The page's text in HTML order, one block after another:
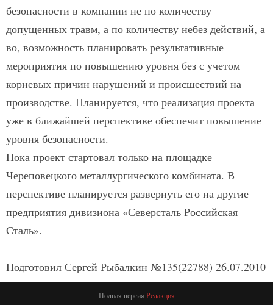
безопасности в компании не по количеству
допущенных травм, а по количеству небез действий, а
во, возможность планировать результативные
мероприятия по повышению уровня без с учетом
корневых причин нарушений и происшествий на
производстве. Планируется, что реализация проекта
уже в ближайшей перспективе обеспечит повышение
уровня безопасности.
Пока проект стартовал только на площадке
Череповецкого металлургического комбината. В
перспективе планируется развернуть его на другие
предприятия дивизиона «Северсталь Российская
Сталь».
Подготовил Сергей Рыбалкин №135(22788) 26.07.2010
Полная версия Редакция